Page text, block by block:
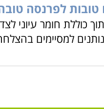
טובות לפרנסה
כוללת חומר
למסיימים